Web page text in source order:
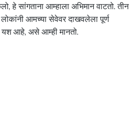
हे सांगताना आम्हाला अभिमान वाटतो. तीन
आमच्या सेवेवर दाखवलेला पूर्ण
यश आहे, असे आम्ही मानतो.